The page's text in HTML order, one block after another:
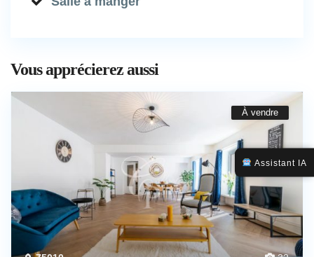
Vous apprécierez aussi
À vendre
Assistant IA